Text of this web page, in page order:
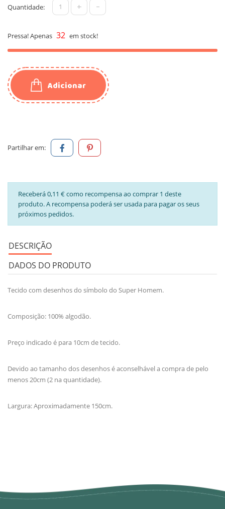
Quantidade: + -
Pressa! Apenas 32 em stock!
Adicionar
Partilhar em:
Receberá 0,11 € como recompensa ao comprar 1 deste
produto. A recompensa poderá ser usada para pagar os seus
próximos pedidos.
DESCRIÇÃO
DADOS DO PRODUTO
Tecido com desenhos do símbolo do Super Homem.
Composição: 100% algodão.
Preço indicado é para 10cm de tecido.
Devido ao tamanho dos desenhos é aconselhável a compra de pelo
menos 20cm (2 na quantidade).
Largura: Aproximadamente 150cm.